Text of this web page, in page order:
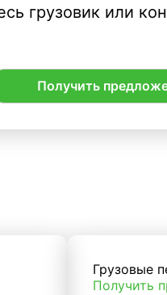
грузовик или
Получить
Грузовые
Получить